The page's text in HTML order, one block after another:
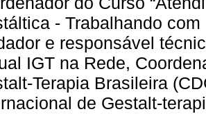
- Trabalhando
e responsável
IGT na Rede,
Terapia Brasileira
de Gestalt-